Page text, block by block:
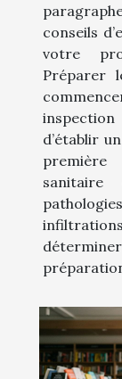
conseils
votre
Préparer
inspection
d’établir
première